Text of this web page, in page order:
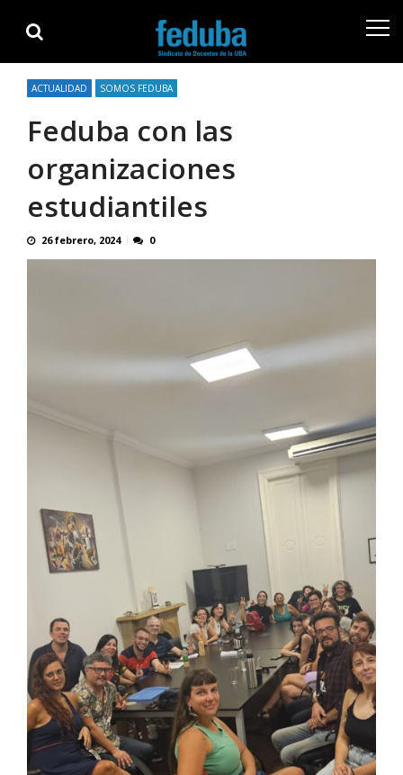
navigation
content
ACTUALIDAD SOMOS FEDUBA
Feduba con las
organizaciones
estudiantiles
26 febrero, 2024 0